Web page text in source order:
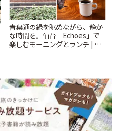
青葉通の緑を眺めながら、静か
な時間を。仙台「Echoes」で
楽しむモーニングとランチ | こ